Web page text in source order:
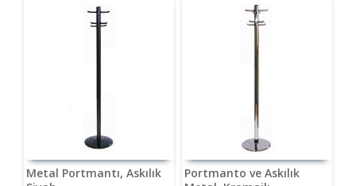
Metal Portmantı, Askılık
Portmanto ve Askılık